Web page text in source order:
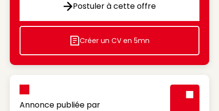
Postuler à cette offre
Postuler à cette offre
Icon decorative
Créer un CV en 5mn
Annonce publiée par